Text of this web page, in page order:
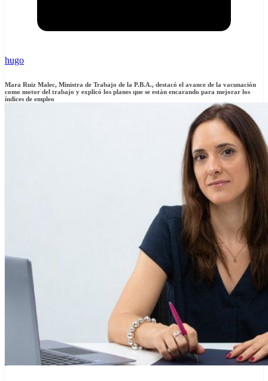
hugo
Mara Ruiz Malec, Ministra de Trabajo de la P.B.A., destacó el avance de la vacunación
como motor del trabajo y explicó los planes que se están encarando para mejorar los
índices de empleo